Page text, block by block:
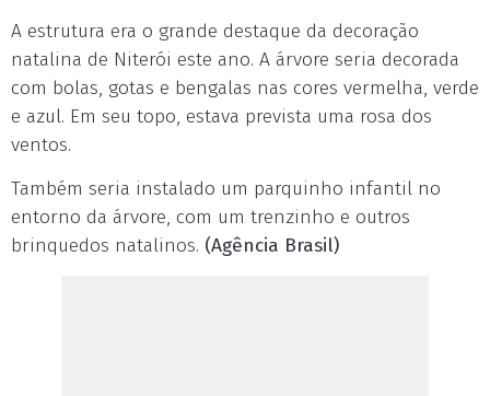
A estrutura era o grande destaque da decoração
natalina de Niterói este ano. A árvore seria decorada
com bolas, gotas e bengalas nas cores vermelha, verde
e azul. Em seu topo, estava prevista uma rosa dos
ventos.
Também seria instalado um parquinho infantil no
entorno da árvore, com um trenzinho e outros
brinquedos natalinos. (Agência Brasil)